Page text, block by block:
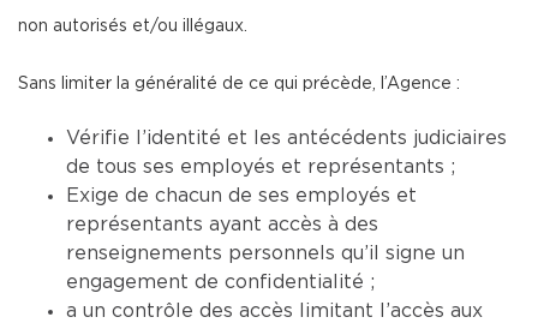
non autorisés et/ou illégaux.
Sans limiter la généralité de ce qui précède, l’Agence :
Vérifie l’identité et les antécédents judiciaires
de tous ses employés et représentants ;
Exige de chacun de ses employés et
représentants ayant accès à des
renseignements personnels qu’il signe un
engagement de confidentialité ;
a un contrôle des accès limitant l’accès aux